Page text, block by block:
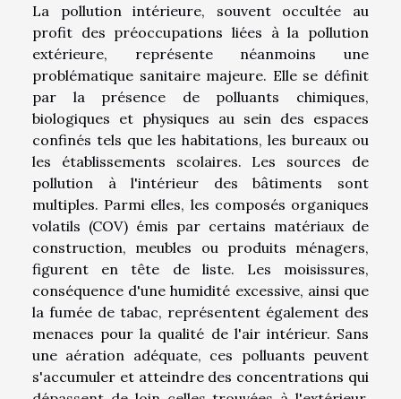
La pollution intérieure, souvent occultée au
profit des préoccupations liées à la pollution
extérieure, représente néanmoins une
problématique sanitaire majeure. Elle se définit
par la présence de polluants chimiques,
biologiques et physiques au sein des espaces
confinés tels que les habitations, les bureaux ou
les établissements scolaires. Les sources de
pollution à l'intérieur des bâtiments sont
multiples. Parmi elles, les composés organiques
volatils (COV) émis par certains matériaux de
construction, meubles ou produits ménagers,
figurent en tête de liste. Les moisissures,
conséquence d'une humidité excessive, ainsi que
la fumée de tabac, représentent également des
menaces pour la qualité de l'air intérieur. Sans
une aération adéquate, ces polluants peuvent
s'accumuler et atteindre des concentrations qui